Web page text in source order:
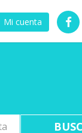
Mi cuenta